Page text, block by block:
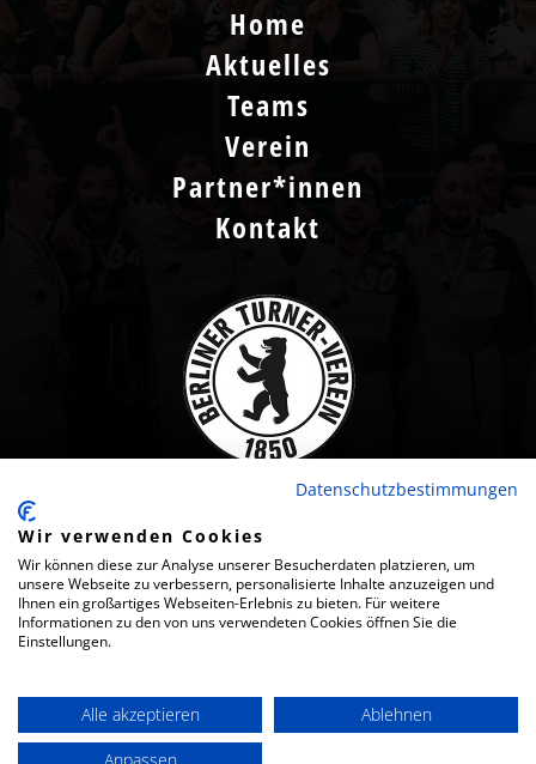
Home
Aktuelles
Teams
Verein
Partner*innen
Kontakt
2024 · BERLINER TURNER-VEREIN VON 1850 E.V.
IMPRESSUM
Datenschutzbestimmungen
Wir verwenden Cookies
Wir können diese zur Analyse unserer Besucherdaten platzieren, um
unsere Webseite zu verbessern, personalisierte Inhalte anzuzeigen und
Ihnen ein großartiges Webseiten-Erlebnis zu bieten. Für weitere
Informationen zu den von uns verwendeten Cookies öffnen Sie die
Einstellungen.
Alle akzeptieren
Ablehnen